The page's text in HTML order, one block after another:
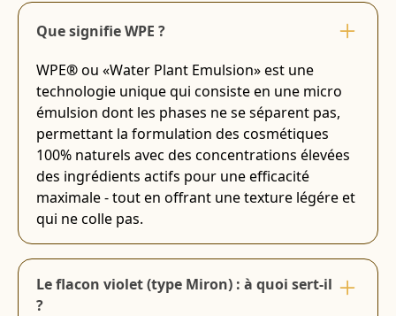
Que signifie WPE ?
WPE®ou «Water Plant Emulsion» est une
technologie unique qui consiste en une micro
émulsion dont les phases ne se séparent pas,
permettant la formulation des cosmétiques
100% naturels avec des concentrations élevées
des ingrédients actifs pour une efficacité
maximale - tout en offrant une texture légére et
qui ne colle pas.
Le flacon violet (type Miron) : à quoi sert-il
?